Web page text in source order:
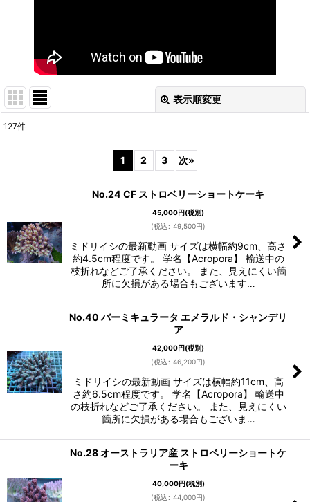
表示順変更
絞り込む
127件
1 2 3 次»
No.24 CF ストロベリーショートケーキ
45,000円(税別)
(税込 : 49,500円)
ミドリイシの最新動画 サイズは横幅約9cm、高さ
約4.5cm程度です。 学名【Acropora】 輸送中の
枝折れなどご了承ください。 また、見えにくい箇
所に欠損がある場合もございます…
No.40 バーミキュラータ エメラルド・シャンデリ
ア
42,000円(税別)
(税込 : 46,200円)
ミドリイシの最新動画 サイズは横幅約11cm、高
さ約6.5cm程度です。 学名【Acropora】 輸送中
の枝折れなどご了承ください。 また、見えにくい
箇所に欠損がある場合もございま…
No.28 オーストラリア産 ストロベリーショートケ
ーキ
40,000円(税別)
(税込 : 44,000円)